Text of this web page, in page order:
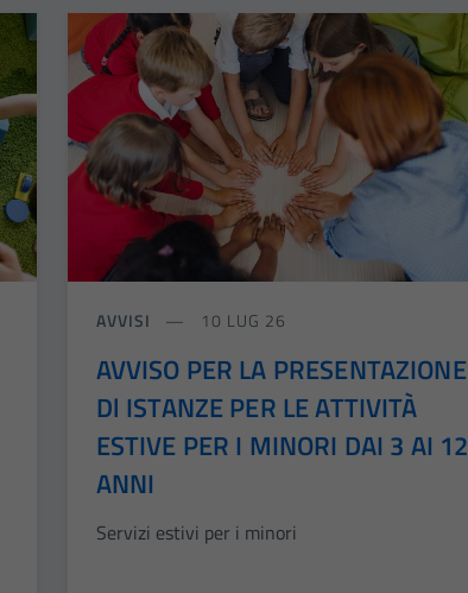
AVVISI 10 LUG 26
AVVISO PER LA PRESENTAZIONE
Dl ISTANZE PER LE ATTIVITÀ
ESTIVE PER I MINORI DAI 3 AI 12
ANNI
Servizi estivi per i minori